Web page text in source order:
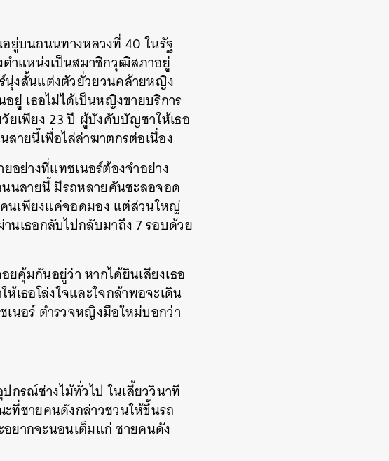
อยู่บนถนนทางหลวงที่ 40 ในรัฐ
ตำแหน่งเป็นสมาชิกวุฒิสภาอยู่
นุ่งสั้นแต่งตัวยั่วยวนคล้ายหญิง
ยู่ เธอไม่ได้เป็นหญิงขายบริการ
ยเพียง 23 ปี ผู้บังคับบัญชาให้เธอ
ายนี้เพื่อไล่ล่าฆาตกรต่อเนื่อง
ย่างที่แทชเนอร์ต้องจำอย่าง
นนสายนี้ มีรถหลายคันชะลอจอด
นเพียงแค่จอดมอง แต่ส่วนใหญ่
เธอกลับไปกลับมาถึง 7 รอบด้วย
คุ้มกันอยู่ว่า หากได้ยินเสียงเธอ
อโล่งใจและใจกล้าพอจะเดิน
นอร์ ตำรวจหญิงมือใหม่บอกว่า
กรณ์ช่างไม้ทั่วไป ในเสี้ยววินาที
ที่ชายคนดังกล่าวชวนให้ขึ้นรถ
อยากจะนอนเต็มแก่ ชายคนดัง